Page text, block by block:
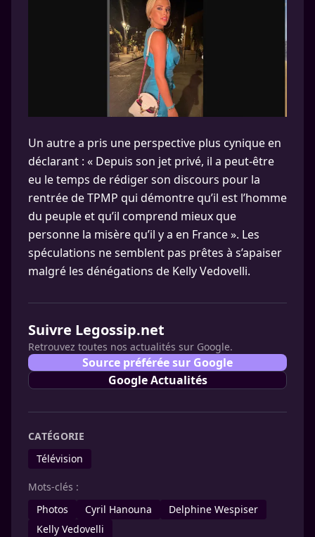
Un autre a pris une perspective plus cynique en
déclarant : « Depuis son jet privé, il a peut-être
eu le temps de rédiger son discours pour la
rentrée de TPMP qui démontre qu’il est l’homme
du peuple et qu’il comprend mieux que
personne la misère qu’il y a en France ». Les
spéculations ne semblent pas prêtes à s’apaiser
malgré les dénégations de Kelly Vedovelli.
Suivre Legossip.net
Retrouvez toutes nos actualités sur Google.
Source préférée sur Google
Google Actualités
CATÉGORIE
Télévision
Mots-clés :
Photos
Cyril Hanouna
Delphine Wespiser
Kelly Vedovelli